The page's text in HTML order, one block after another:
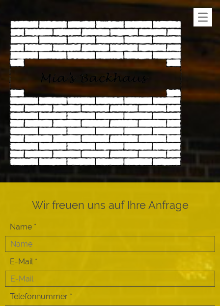
Unser Gastraum
Anfahrt
Kontakt
Impressum
Datenschutz
Wir freuen uns auf Ihre Anfrage
Name
E-Mail
Telefonnummer